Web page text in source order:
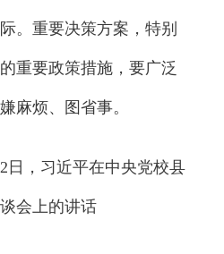
。重要决策方案，特别
重要政策措施，要广泛
麻烦、图省事。
，习近平在中央党校县
会上的讲话